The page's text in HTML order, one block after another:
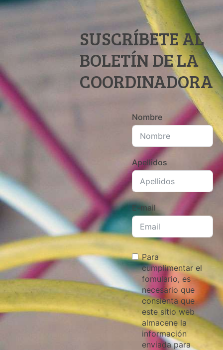
SUSCRÍBETE AL
BOLETÍN DE LA
COORDINADORA
Nombre
Apellidos
E-mail
Para
cumplimentar el
fomulario, es
necesario que
consienta que
este sitio web
almacene la
información
enviada para